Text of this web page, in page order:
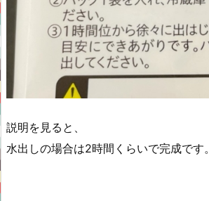
説明を見ると、
水出しの場合は2時間くらいで完成です。